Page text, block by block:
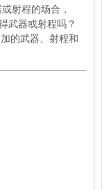
射程的场合，
武器或射程吗？
的武器、射程和